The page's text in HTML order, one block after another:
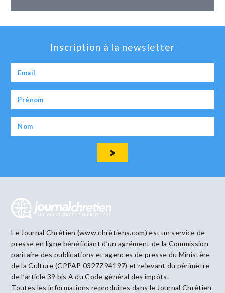
Inscription à la newsletter
Le Journal Chrétien (www.chrétiens.com) est un service de
presse en ligne bénéficiant d’un agrément de la Commission
paritaire des publications et agences de presse du Ministère
de la Culture (CPPAP 0327Z94197) et relevant du périmètre
de l’article 39 bis A du Code général des impôts.
Toutes les informations reproduites dans le Journal Chrétien